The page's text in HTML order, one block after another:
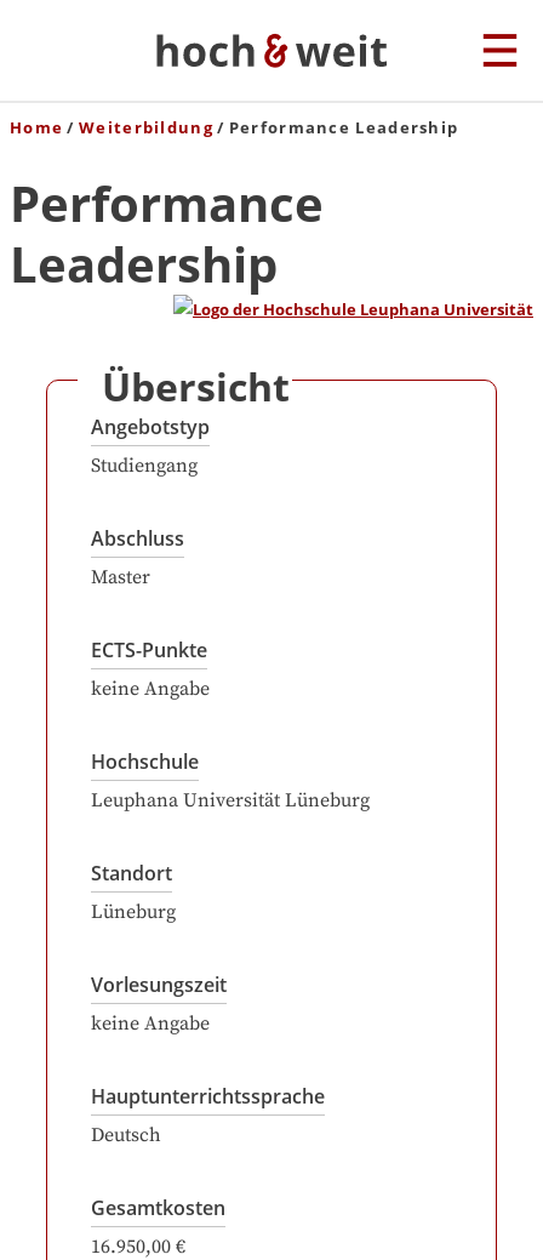
Home Weiterbildung Performance Leadership
Performance
Leadership
Übersicht
Angebotstyp
Studiengang
Abschluss
Master
ECTS-Punkte
keine Angabe
Hochschule
Leuphana Universität Lüneburg
Standort
Lüneburg
Vorlesungszeit
keine Angabe
Hauptunterrichtssprache
Deutsch
Gesamtkosten
16.950,00 €